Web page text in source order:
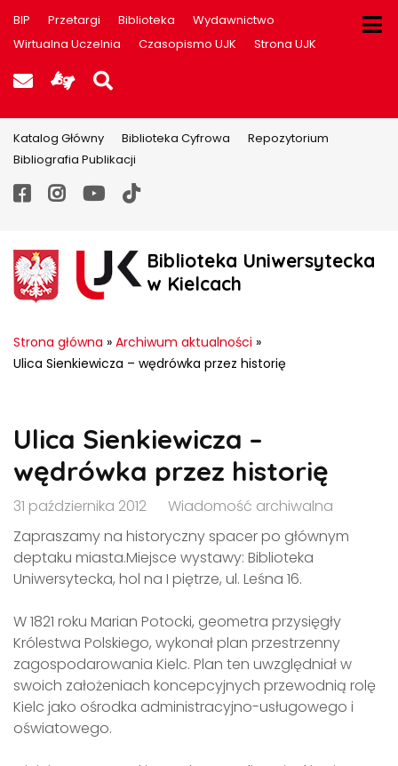
BIP Przetargi Biblioteka
Wydawnictwo
Wirtualna Uczelnia
Czasopismo UJK Strona UJK
Poczta UJK
Informacje dla użytkowników
Szukaj na stronie
Katalog Główny Biblioteka Cyfrowa
Repozytorium
Bibliografia Publikacji
Facebook
Instagram
YouTube
TikTok
Biblioteka Uniwersytecka
w Kielcach
Strona główna » Archiwum aktualności »
Ulica Sienkiewicza – wędrówka przez historię
Ulica Sienkiewicza –
wędrówka przez historię
31 października 2012
Wiadomość archiwalna
Zapraszamy na historyczny spacer po głównym
deptaku miasta.Miejsce wystawy: Biblioteka
Uniwersytecka, hol na I piętrze, ul. Leśna 16.
W 1821 roku Marian Potocki, geometra przysięgły
Królestwa Polskiego, wykonał plan przestrzenny
zagospodarowania Kielc. Plan ten uwzględniał w
swoich założeniach koncepcyjnych przewodnią rolę
Kielc jako ośrodka administracyjno-usługowego i
oświatowego.